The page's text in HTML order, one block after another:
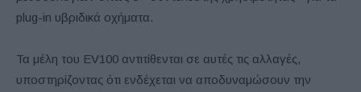
plug-in υβριδικά οχήματα.
Τα μέλη του EV100 αντιτίθενται σε αυτές τις αλλαγές,
υποστηρίζοντας ότι ενδέχεται να αποδυναμώσουν την